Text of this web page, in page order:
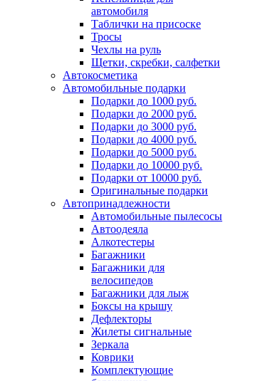
автомобиля
Таблички на присоске
Тросы
Чехлы на руль
Щетки, скребки, салфетки
Автокосметика
Автомобильные подарки
Подарки до 1000 руб.
Подарки до 2000 руб.
Подарки до 3000 руб.
Подарки до 4000 руб.
Подарки до 5000 руб.
Подарки до 10000 руб.
Подарки от 10000 руб.
Оригинальные подарки
Автопринадлежности
Автомобильные пылесосы
Автоодеяла
Алкотестеры
Багажники
Багажники для
велосипедов
Багажники для лыж
Боксы на крышу
Дефлекторы
Жилеты сигнальные
Зеркала
Коврики
Комплектующие